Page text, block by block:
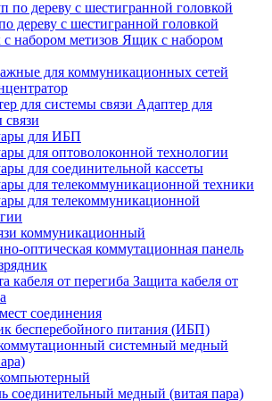
дереву с шестигранной головкой
Ящик с набором
для коммуникационных сетей
Адаптер для
связи
для ИБП
для оптоволоконной технологии
для соединительной кассеты
для телекоммуникационной техники
для телекоммуникационной
коммуникационный
оптическая коммутационная панель
Защита кабеля от
соединения
бесперебойного питания (ИБП)
системный медный